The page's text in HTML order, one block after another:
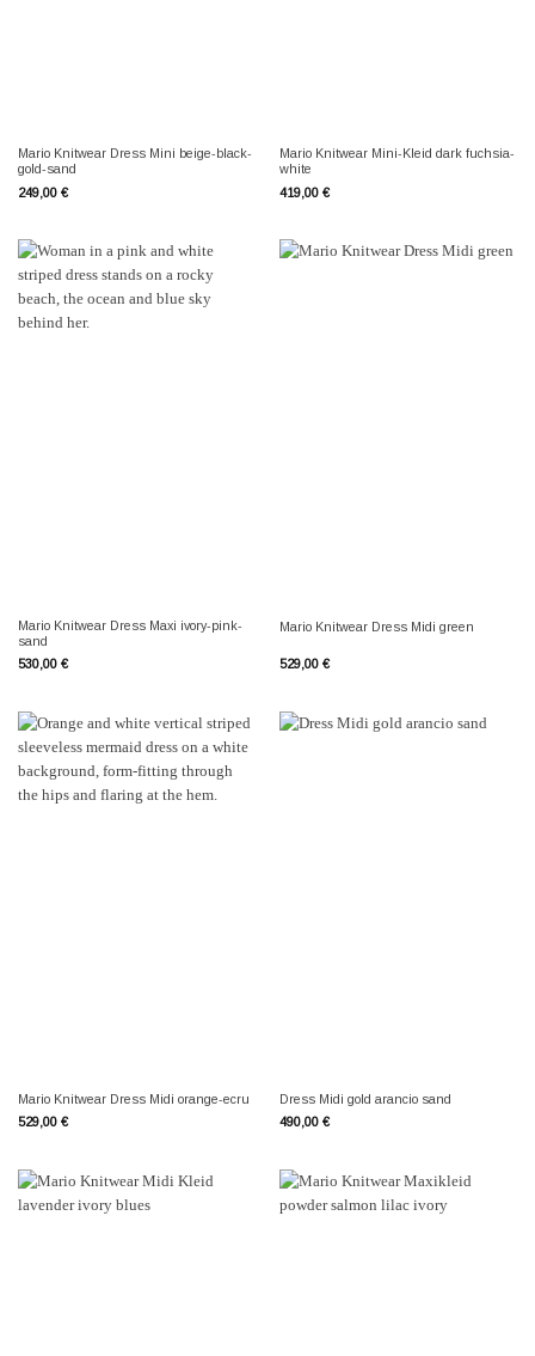
Mario Knitwear Dress Mini beige-black-
gold-sand
249,00 €
Mario Knitwear Mini-Kleid dark fuchsia-
white
419,00 €
Mario Knitwear Dress Maxi ivory-pink-
sand
530,00 €
Mario Knitwear Dress Midi green
529,00 €
Mario Knitwear Dress Midi orange-ecru
529,00 €
Dress Midi gold arancio sand
490,00 €